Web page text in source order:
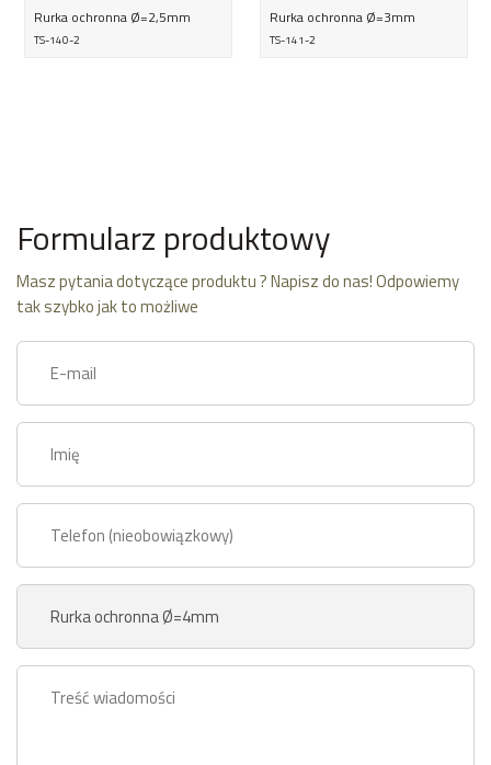
Rurka ochronna Ø=2,5mm
TS-140-2
Rurka ochronna Ø=3mm
TS-141-2
Formularz produktowy
Masz pytania dotyczące produktu ? Napisz do nas! Odpowiemy
tak szybko jak to możliwe